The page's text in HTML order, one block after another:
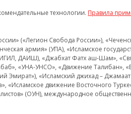
технологии. Правила
(«Легион Свобода России»),
армия» (УПА), «Исламское
ДАИШ), «Джабхат Фатх аш-Шам»,
«УНА-УНСО», «Движение Талибан»,
Эмират»), «Исламский джихад –
«Исламское движение Восточного
(ОУН), международное